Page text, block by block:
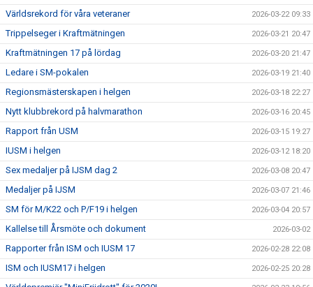
Världsrekord för våra veteraner 2026-03-22 09:33
Trippelseger i Kraftmätningen 2026-03-21 20:47
Kraftmätningen 17 på lördag 2026-03-20 21:47
Ledare i SM-pokalen 2026-03-19 21:40
Regionsmästerskapen i helgen 2026-03-18 22:27
Nytt klubbrekord på halvmarathon 2026-03-16 20:45
Rapport från USM 2026-03-15 19:27
IUSM i helgen 2026-03-12 18:20
Sex medaljer på IJSM dag 2 2026-03-08 20:47
Medaljer på IJSM 2026-03-07 21:46
SM för M/K22 och P/F19 i helgen 2026-03-04 20:57
Kallelse till Årsmöte och dokument 2026-03-02
Rapporter från ISM och IUSM 17 2026-02-28 22:08
ISM och IUSM17 i helgen 2026-02-25 20:28